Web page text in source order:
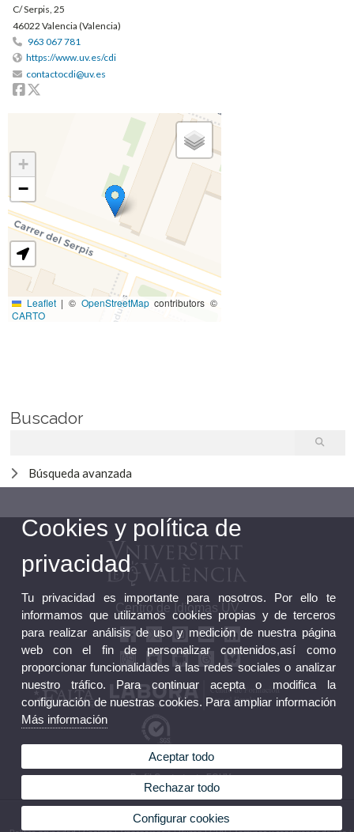
C/ Serpis, 25
46022 Valencia (Valencia)
963 067 781
https://www.uv.es/cdi
contactocdi@uv.es
Facebook
+
−
Leaflet | © OpenStreetMapcontributors ©
CARTO
Buscador
Búsqueda avanzada
Centro de Idiomas UV
Buzón FGUV
Perfil Contratante FGUV
© 2026 UV. - C/ Serpis 25, 46022 València (España) Tel. +34 96 306 77 81
Cookies y política de
privacidad
Tu privacidad es importante para nosotros. Por ello te
informamos que utilizamos cookies propias y de terceros
para realizar análisis de uso y medición de nuestra página
web con el fin de personalizar contenidos,así como
proporcionar funcionalidades a las redes sociales o analizar
nuestro tráfico. Para continuar acepta o modifica la
configuración de nuestras cookies. Para ampliar información
Más información
Aceptar todo
Rechazar todo
Configurar cookies